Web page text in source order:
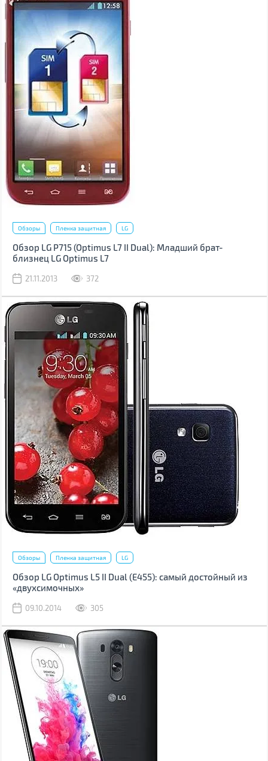
Обзоры Пленка защитная LG
Обзор LG P715 (Optimus L7 II Dual): Младший брат-
близнец LG Optimus L7
21.11.2013 372
Обзоры Пленка защитная LG
Обзор LG Optimus L5 II Dual (Е455): самый достойный из
«двухсимочных»
09.10.2014 305